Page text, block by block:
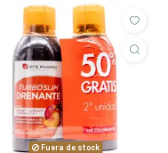
Fuera de stock